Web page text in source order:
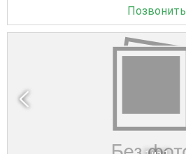
Позвонить